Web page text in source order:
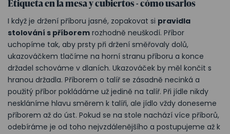
Etiqueta en la mesa y cubiertos - cómo usarlos
I když je držení příboru jasné, zopakovat si pravidla
stolování s příborem rozhodně neuškodí. Příbor
uchopíme tak, aby prsty při držení směřovaly dolů,
ukazováčkem tlačíme na horní stranu příboru a konce
držadel schováme v dlaních. Ukazováček by měl končit s
hranou držadla. Příborem o talíř se zásadně necinká a
použitý příbor pokládáme už jedině na talíř. Při jídle nikdy
neskláníme hlavu směrem k talíři, ale jídlo vždy doneseme
příborem až do úst. Pokud se na stole nachází více příborů,
odebíráme je od toho nejvzdálenějšího a postupujeme až k